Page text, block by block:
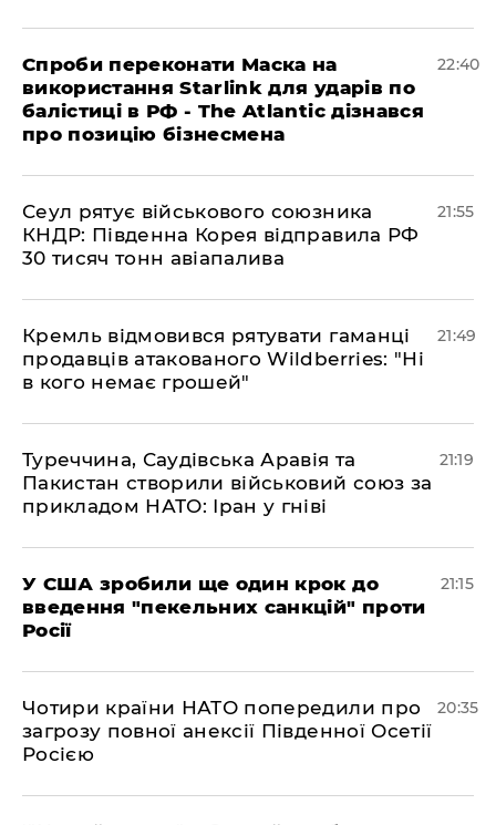
​Спроби переконати Маска на
використання Starlink для ударів по
балістиці в РФ - The Atlantic дізнався
про позицію бізнесмена
22:40
​Сеул рятує військового союзника
КНДР: Південна Корея відправила РФ
30 тисяч тонн авіапалива
21:55
​Кремль відмовився рятувати гаманці
продавців атакованого Wildberries: "Ні
в кого немає грошей"
21:49
​Туреччина, Саудівська Аравія та
Пакистан створили військовий союз за
прикладом НАТО: Іран у гніві
21:19
​У США зробили ще один крок до
введення "пекельних санкцій" проти
Росії
21:15
​Чотири країни НАТО попередили про
загрозу повної анексії Південної Осетії
Росією
20:35